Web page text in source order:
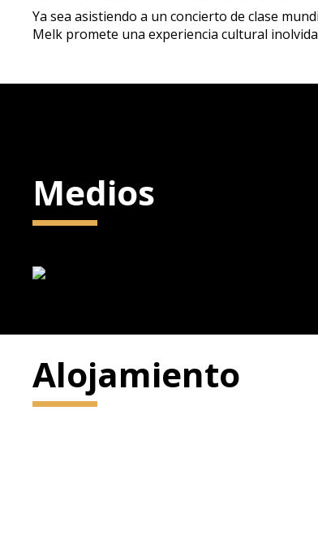
Ya sea asistiendo a un concierto de clase
Melk promete una experiencia cultural
Medios
Alojamiento